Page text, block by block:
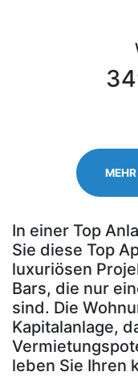
In einer Top
Sie diese Top
luxuriösen
Bars, die nur
sind. Die
Kapitalanlage,
leben Sie Ihren